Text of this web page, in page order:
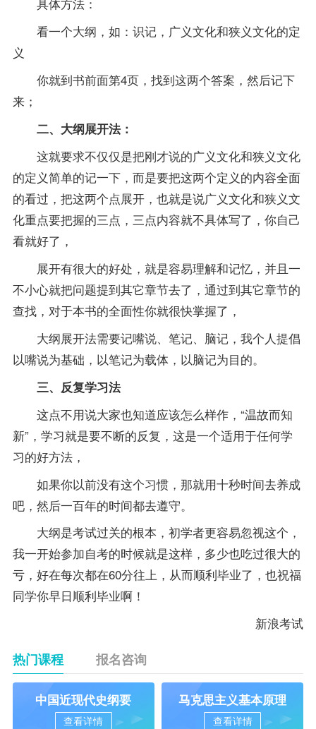
看一个大纲，如：识记，广义文化和狭义文化的定
义
你就到书前面第4页，找到这两个答案 ，然后记下
来；
二、大纲展开法：
这就要求不仅仅是把刚才说的广义文化和狭义文化
的定义简单的记一下，而是要把这两个定义的内容全面
的看过，把这两个点展开，也就是说广义文化和狭义文
化重点要把握的三点，三点内容就不具体写了，你自己
看就好了，
展开有很大的好处，就是容易理解和记忆，并且一
不小心就把问题提到其它章节去了，通过到其它章节的
查找，对于本书的全面性你就很快掌握了，
大纲展开法需要记嘴说、笔记、脑记，我个人提倡
以嘴说为基础，以笔记为载体，以脑记为目的。
三、反复学习法
这点不用说大家也知道应该怎么样作，“温故而知
新”，学习就是要不断的反复，这是一个适用于任何学
习的好方法，
如果你以前没有这个习惯，那就用十秒时间去养成
吧，然后一百年的时间都去遵守。
大纲是考试过关的根本，初学者更容易忽视这个，
我一开始参加自考的时候就是这样，多少也吃过很大的
亏，好在每次都在60分往上，从而顺利毕业了，也祝福
同学你早日顺利毕业啊！
新浪考试
热门课程 报名咨询
中国近现代史纲要
查看详情
马克思主义基本原理
查看详情